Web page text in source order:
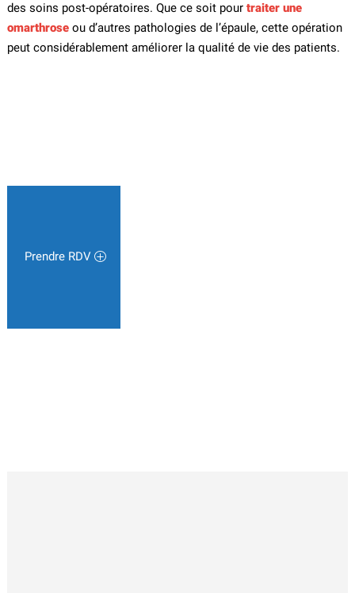
des soins post-opératoires. Que ce soit pour traiter une
omarthroseou d’autres pathologies de l’épaule, cette opération
peut considérablement améliorer la qualité de vie des patients.
Prendre RDV